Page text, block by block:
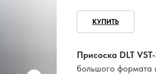
КУПИТЬ
Присоска DLT
большого формата